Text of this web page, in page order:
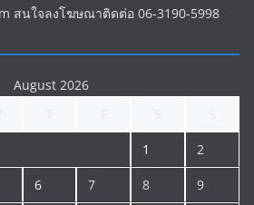
สนใจลงโฆษณาติดต่อ 06-3190-5998
August 2026
1 2
6 7 8 9